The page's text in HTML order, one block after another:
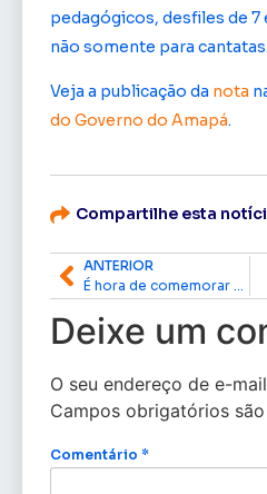
pedagógicos, desfiles de 7
não somente para cantatas.
Veja a publicação da nota
do Governo do Amapá.
Compartilhe esta
ANTERIOR
É hora de comemorar 1 ano de EDcast-o podcast do Edinho
Deixe um
O seu endereço de e-
Campos obrigatórios
Comentário *